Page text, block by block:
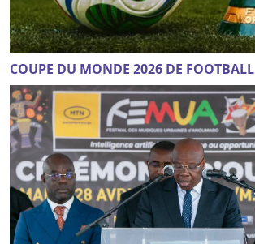
COUPE DU MONDE 2026 DE FOOTBALL